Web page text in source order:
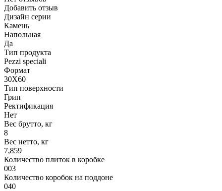
Добавить отзыв
Дизайн серии
Камень
Напольная
Да
Тип продукта
Pezzi speciali
Формат
30X60
Тип поверхности
Грип
Ректификация
Нет
Вес брутто, кг
8
Вес нетто, кг
7,859
Количество плиток в коробке
003
Количество коробок на поддоне
040